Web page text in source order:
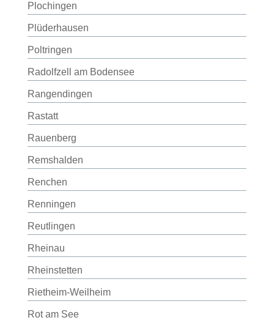
Plochingen
Plüderhausen
Poltringen
Radolfzell am Bodensee
Rangendingen
Rastatt
Rauenberg
Remshalden
Renchen
Renningen
Reutlingen
Rheinau
Rheinstetten
Rietheim-Weilheim
Rot am See